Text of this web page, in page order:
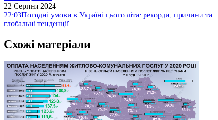
22 Серпня 2024
22:03Погодні умови в Україні цього літа: рекорди, причини та
глобальні тенденції
Схожі матеріали